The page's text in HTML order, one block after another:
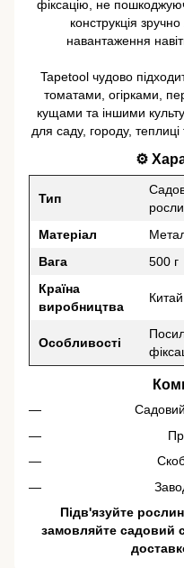
фіксацію, не
конструкція
навантаження
Tapetool чудово
томатами, огірками,
кущами та іншими
для саду, городу,
⚙️
Тип
Матеріал
Вага
500 г
Країна
виробництва
Китай
Особливості
Підв'язуйте
замовляйте садовий